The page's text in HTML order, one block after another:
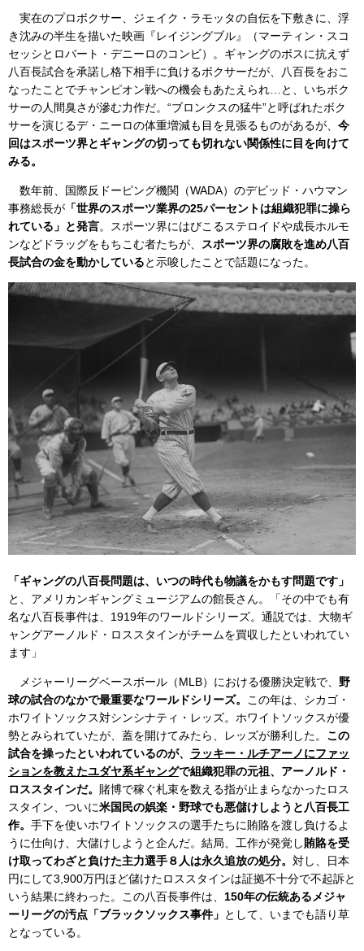
実在のプロボクサー、ジェイク・ラモッタの自伝を下敷きに、浮
き沈みの半生を描いた映画『レイジングブル』（マーティン・スコ
セッシとロバート・デニーロのコンビ）。ギャングのボスに抗えず
八百長試合を承諾し格下相手に負けるボクサーだが、八百長をおこ
なったことでチャンピオン戦への機会もあたえられ…と、いちボク
サーの人間臭さが滲む力作だ。“ブロンクスの猛牛”と呼ばれたボク
サーを演じるデ・ニーロの体重増減も目を見張るものがあるが、 今
回はスポーツ界とギャングの切っても切れない関係性に目を向けて
みる。
数年前、国際反ドーピング機関（WADA）のデビッド・ハウマン
事務総長が 「世界のスポーツ業界の25パーセントは組織犯罪に操ら
れている」と発言。スポーツ界にはびこるステロイドや成長ホルモ
ンなどドラッグをもちこむ者たちが、
スポーツ界の腐敗を進め八百
長試合の金を動かしていると示唆したことで話題になった。
「ギャングの八百長問題は、いつの時代も物議をかもす問題です」
と、アメリカンギャングミュージアムの館長さん。「その中でも有
名な八百長事件は、1919年のワールドシリーズ。通説では、大物ギ
ャングアーノルド・ロススタインがチームを買収したといわれてい
ます」
メジャーリーグベースボール（MLB）における優勝決定戦で、 野
球の試合のなかで最重要なワールドシリーズ。
この年は、シカゴ・
ホワイトソックス対シンシナティ・レッズ。ホワイトソックスが優
勢とみられていたが、蓋を開けてみたら、レッズが勝利した。 この
試合を操ったといわれているのが、 ラッキー・ルチアーノにファッ
ションを教えたユダヤ系ギャングで組織犯罪の元祖、アーノルド・
ロススタインだ。 賭博で稼ぐ札束を数える指が止まらなかったロス
スタイン、ついに米国民の娯楽・野球でも悪儲けしようと八百長工
作。 手下を使いホワイトソックスの選手たちに賄賂を渡し負けるよ
うに仕向け、大儲けしようと企んだ。結局、工作が発覚し賄賂を受
け取ってわざと負けた主力選手８人は永久追放の処分。 対し、日本
円にして3,900万円ほど儲けたロススタインは証拠不十分で不起訴と
いう結果に終わった。この八百長事件は、 150年の伝統あるメジャ
ーリーグの汚点「ブラックソックス事件」 として、いまでも語り草
となっている。